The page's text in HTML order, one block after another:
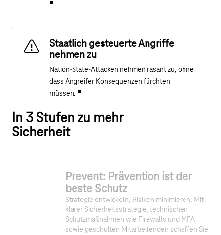
Staatlich gesteuerte Angriffe
nehmen zu
Nation-State-Attacken nehmen rasant zu, ohne
dass Angreifer Konsequenzen fürchten
müssen.
In 3 Stufen zu mehr
Sicherheit
Prevent: Prävention ist der
beste Schutz
Strategie entwickeln, Risiken minimieren: Mit
klarer Sicherheitsstrategie, technischen
Schutzmaßnahmen wie Firewalls und MFA
sowie geschulten Mitarbeitenden schaffen Sie